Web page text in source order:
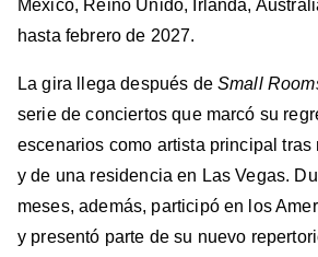
México, Reino Unido, Irlanda,
hasta febrero de 2027.
La gira llega después de Small
serie de conciertos que marcó su
escenarios como artista principal tras
y de una residencia en Las Vegas.
meses, además, participó en los
y presentó parte de su nuevo